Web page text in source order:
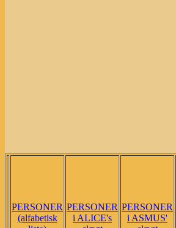
PERSONER
(alfabetisk
PERSONER
i ALICE's
PERSONER
i ASMUS'